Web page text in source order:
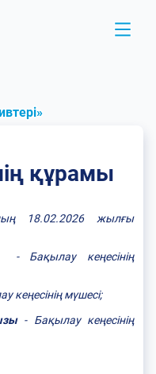
құрамы
18.02.2026 жылғы
- Бақылау кеңесінің
кеңесінің мүшесі;
- Бақылау кеңесінің